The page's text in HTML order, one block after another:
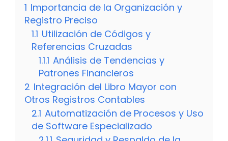
1 Importancia de la Organización y
Registro Preciso
1.1 Utilización de Códigos y
Referencias Cruzadas
1.1.1 Análisis de Tendencias y
Patrones Financieros
2 Integración del Libro Mayor con
Otros Registros Contables
2.1 Automatización de Procesos y Uso
de Software Especializado